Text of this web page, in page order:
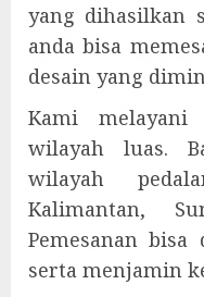
yang dihasilkan
anda bisa
desain yang
Kami melayani
wilayah luas.
wilayah
Kalimantan,
Pemesanan
serta menjamin